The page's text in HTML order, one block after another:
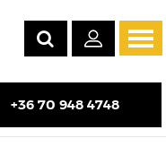
+36 70 948 4748